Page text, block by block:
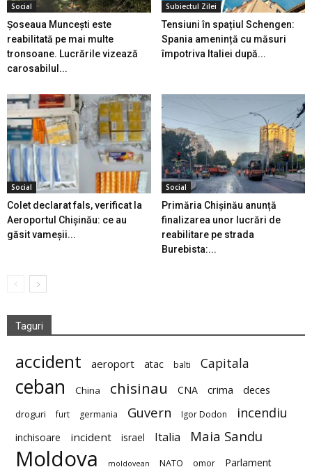
Social
Șoseaua Muncești este
reabilitată pe mai multe
tronsoane. Lucrările vizează
carosabilul...
Subiectul Zilei
Tensiuni în spațiul Schengen:
Spania amenință cu măsuri
împotriva Italiei după...
Social
Colet declarat fals, verificat la
Aeroportul Chișinău: ce au
găsit vameșii...
Social
Primăria Chișinău anunță
finalizarea unor lucrări de
reabilitare pe strada
Burebista:...
Taguri
accident aeroport atac balti Capitala
ceban China chisinau CNA crima deces
droguri furt germania Guvern Igor Dodon incendiu
inchisoare incident israel Italia Maia Sandu
Moldova moldovean NATO omor Parlament